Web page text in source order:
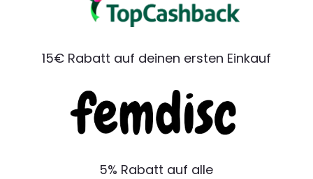
15€ Rabatt auf deinen ersten Einkauf
5% Rabatt auf alle